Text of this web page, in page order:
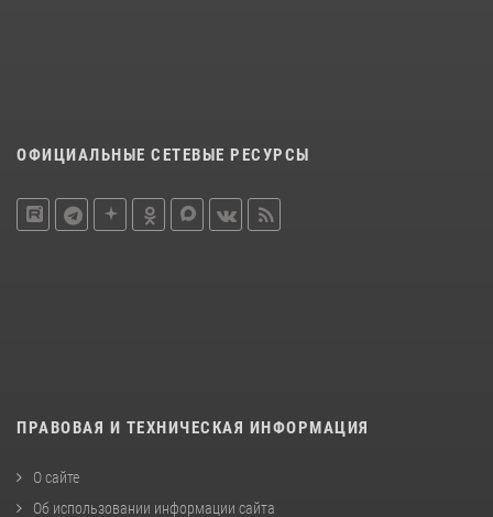
ОФИЦИАЛЬНЫЕ СЕТЕВЫЕ РЕСУРСЫ
ПРАВОВАЯ И ТЕХНИЧЕСКАЯ ИНФОРМАЦИЯ
О сайте
Об использовании информации сайта